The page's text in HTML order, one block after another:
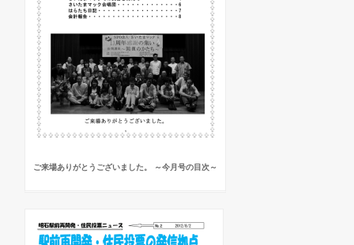
ご来場ありがとうございました。 ～今月号の目次～